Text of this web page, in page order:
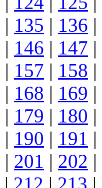
| 135 | 136 |
| 146 | 147 |
| 157 | 158 |
| 168 | 169 |
| 179 | 180 |
| 190 | 191 |
| 201 | 202 |
| 212 | 213 |